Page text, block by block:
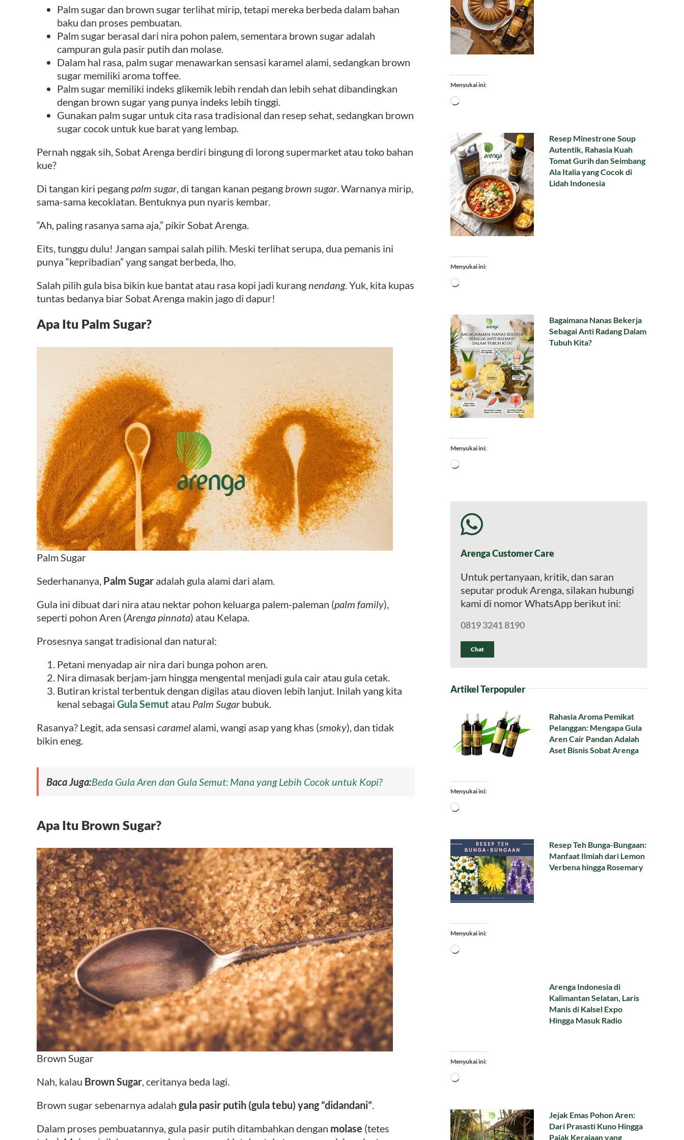
Palm sugar dan brown sugar terlihat mirip, tetapi mereka berbeda dalam bahan
baku dan proses pembuatan.
Palm sugar berasal dari nira pohon palem, sementara brown sugar adalah
campuran gula pasir putih dan molase.
Dalam hal rasa, palm sugar menawarkan sensasi karamel alami, sedangkan brown
sugar memiliki aroma toffee.
Palm sugar memiliki indeks glikemik lebih rendah dan lebih sehat dibandingkan
dengan brown sugar yang punya indeks lebih tinggi.
Gunakan palm sugar untuk cita rasa tradisional dan resep sehat, sedangkan brown
sugar cocok untuk kue barat yang lembap.
Pernah nggak sih, Sobat Arenga berdiri bingung di lorong supermarket atau toko bahan
kue?
Di tangan kiri pegangpalm sugar, di tangan kanan pegang brown sugar. Warnanya mirip,
sama-sama kecoklatan. Bentuknya pun nyaris kembar.
“Ah, paling rasanya sama aja,” pikir Sobat Arenga.
Eits, tunggu dulu! Jangan sampai salah pilih. Meski terlihat serupa, dua pemanis ini
punya “kepribadian” yang sangat berbeda, lho.
Salah pilih gula bisa bikin kue bantat atau rasa kopi jadi kurangnendang. Yuk, kita kupas
tuntas bedanya biar Sobat Arenga makin jago di dapur!
Apa Itu Palm Sugar?
Palm Sugar
Sederhananya, Palm Sugar adalah gula alami dari alam.
Gula ini dibuat dari nira atau nektar pohon keluarga palem-paleman (palm family),
seperti pohon Aren (Arenga pinnata) atau Kelapa.
Prosesnya sangat tradisional dan natural:
Petani menyadap air nira dari bunga pohon aren.
Nira dimasak berjam-jam hingga mengental menjadi gula cair atau gula cetak.
Butiran kristal terbentuk dengan digilas atau dioven lebih lanjut. Inilah yang kita
kenal sebagai Gula Semut atau Palm Sugarbubuk.
Rasanya? Legit, ada sensasi caramel alami, wangi asap yang khas (smoky), dan tidak
bikin eneg.
Baca Juga:Beda Gula Aren dan Gula Semut: Mana yang Lebih Cocok untuk Kopi?
Apa Itu Brown Sugar?
Brown Sugar
Nah, kalau Brown Sugar, ceritanya beda lagi.
Brown sugar sebenarnya adalah gula pasir putih (gula tebu) yang “didandani”.
Dalam proses pembuatannya, gula pasir putih ditambahkan dengan molase (tetes
Menyukai ini:
Memuat...
Resep Minestrone Soup
Autentik, Rahasia Kuah
Tomat Gurih dan Seimbang
Ala Italia yang Cocok di
Lidah Indonesia
Menyukai ini:
Memuat...
Bagaimana Nanas Bekerja
Sebagai Anti Radang Dalam
Tubuh Kita?
Menyukai ini:
Memuat...
Arenga Customer Care
Untuk pertanyaan, kritik, dan saran
seputar produk Arenga, silakan hubungi
kami di nomor WhatsApp berikut ini:
0819 3241 8190
Chat
Artikel Terpopuler
Rahasia Aroma Pemikat
Pelanggan: Mengapa Gula
Aren Cair Pandan Adalah
Aset Bisnis Sobat Arenga
Menyukai ini:
Memuat...
Resep Teh Bunga-Bungaan:
Manfaat Ilmiah dari Lemon
Verbena hingga Rosemary
Menyukai ini:
Memuat...
Arenga Indonesia di
Kalimantan Selatan, Laris
Manis di Kalsel Expo
Hingga Masuk Radio
Menyukai ini:
Memuat...
Jejak Emas Pohon Aren:
Dari Prasasti Kuno Hingga
Pajak Kerajaan yang